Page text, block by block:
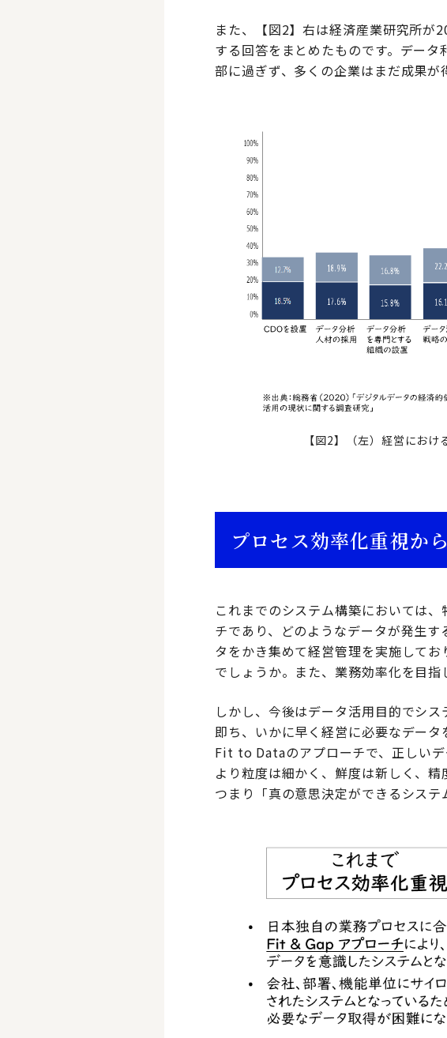
また、【図2】右は経済産業研究所が
する回答をまとめたものです。デー
部に過ぎず、多くの企業はまだ成果が
【図2】（左）経営にお
プロセス効率化重視か
これまでのシステム構築においては
チであり、どのようなデータが発生
タをかき集めて経営管理を実施して
でしょうか。また、業務効率化を目指
しかし、今後はデータ活用目的でシ
即ち、いかに早く経営に必要なデー
Fit to Dataのアプローチで、正しい
より粒度は細かく、鮮度は新しく、
つまり「真の意思決定ができるシステ